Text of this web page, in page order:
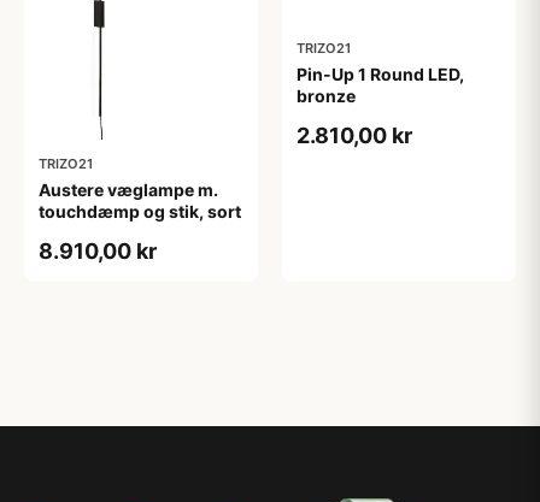
TRIZO21
Austere væglampe m.
touchdæmp og stik, sort
8.910,00 kr
TRIZO21
Pin-Up 1 Round LED,
bronze
2.810,00 kr